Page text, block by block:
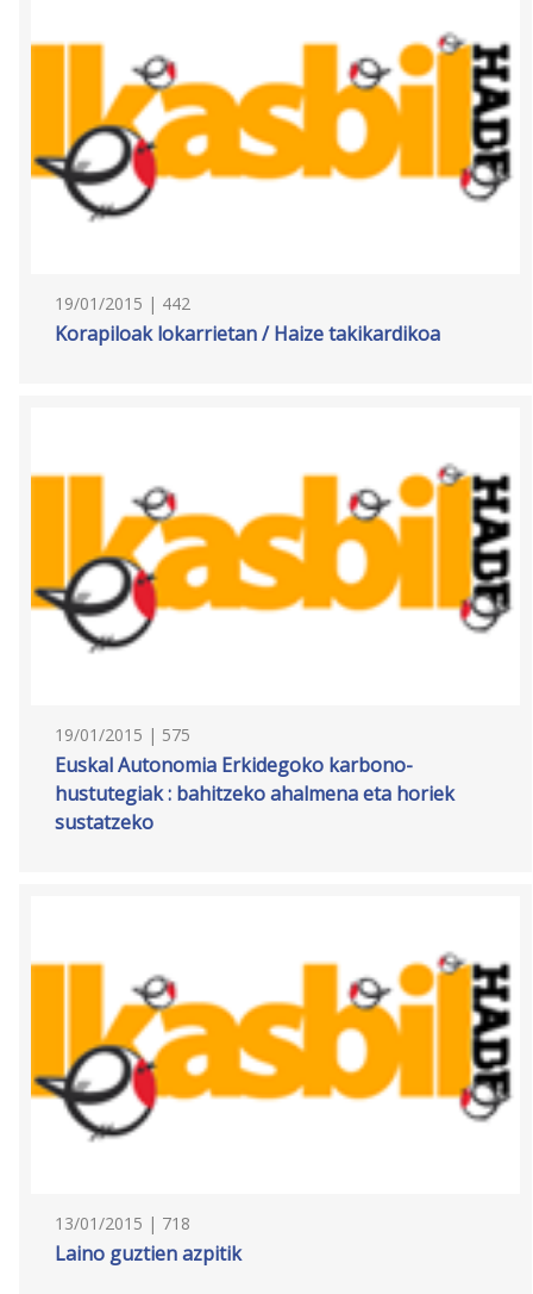
19/01/2015 | 442
Korapiloak lokarrietan / Haize takikardikoa
19/01/2015 | 575
Euskal Autonomia Erkidegoko karbono-
hustutegiak : bahitzeko ahalmena eta horiek
sustatzeko
13/01/2015 | 718
Laino guztien azpitik